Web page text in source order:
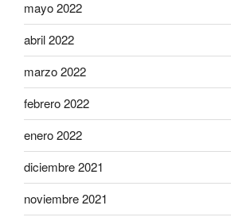
mayo 2022
abril 2022
marzo 2022
febrero 2022
enero 2022
diciembre 2021
noviembre 2021